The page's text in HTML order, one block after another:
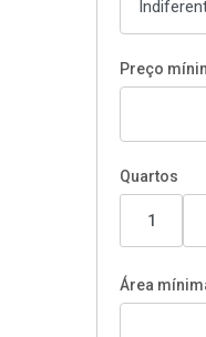
Preço
Quartos
1
Área